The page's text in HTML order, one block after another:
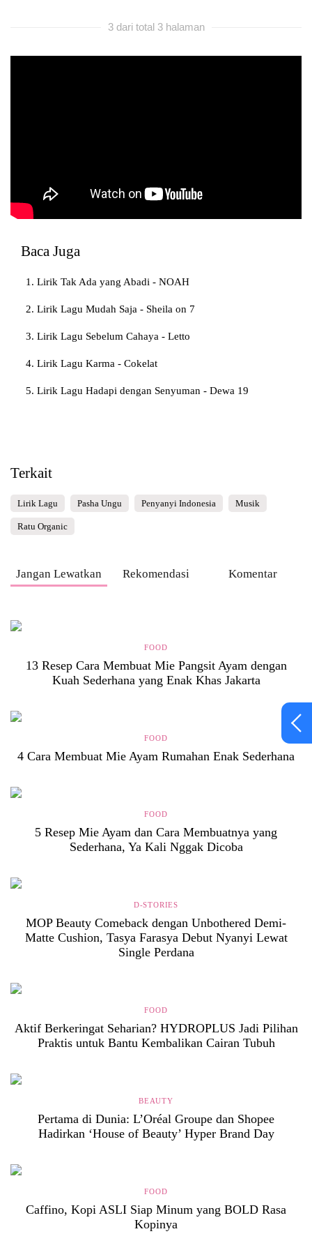
3 dari total 3 halaman
Baca Juga
Lirik Tak Ada yang Abadi - NOAH
Lirik Lagu Mudah Saja - Sheila on 7
Lirik Lagu Sebelum Cahaya - Letto
Lirik Lagu Karma - Cokelat
Lirik Lagu Hadapi dengan Senyuman - Dewa 19
Terkait
Lirik Lagu Pasha Ungu Penyanyi Indonesia Musik
Ratu Organic
Jangan Lewatkan Rekomendasi Komentar
FOOD
13 Resep Cara Membuat Mie Pangsit Ayam dengan
Kuah Sederhana yang Enak Khas Jakarta
FOOD
4 Cara Membuat Mie Ayam Rumahan Enak Sederhana
FOOD
5 Resep Mie Ayam dan Cara Membuatnya yang
Sederhana, Ya Kali Nggak Dicoba
D-STORIES
MOP Beauty Comeback dengan Unbothered Demi-
Matte Cushion, Tasya Farasya Debut Nyanyi Lewat
Single Perdana
FOOD
Aktif Berkeringat Seharian? HYDROPLUS Jadi Pilihan
Praktis untuk Bantu Kembalikan Cairan Tubuh
BEAUTY
Pertama di Dunia: L’Oréal Groupe dan Shopee
Hadirkan ‘House of Beauty’ Hyper Brand Day
FOOD
Caffino, Kopi ASLI Siap Minum yang BOLD Rasa
Kopinya